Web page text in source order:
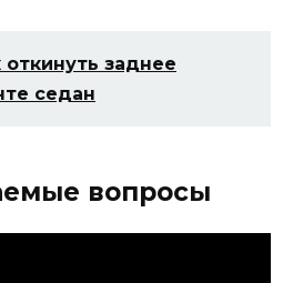
откинуть заднее
седан
вопросы